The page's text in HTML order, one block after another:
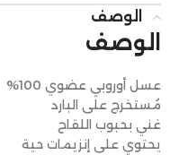
الوصف
الوصف
عسل أوروبي عضوي 100%
مُستخرج على البارد
غني بحبوب اللقاح
يحتوي على إنزيمات حية